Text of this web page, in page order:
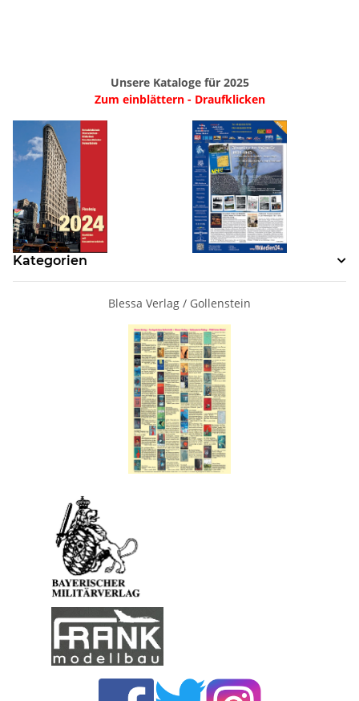
Unsere Kataloge für 2025
Zum einblättern - Draufklicken
Kategorien
Blessa Verlag / Gollenstein